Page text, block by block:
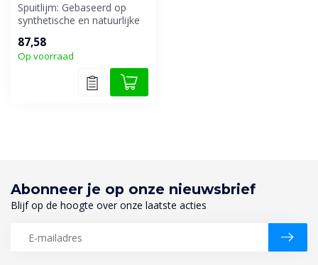
Spuitlijm: Gebaseerd op
synthetische en natuurlijke
B...
87,58
Op voorraad
Abonneer je op onze nieuwsbrief
Blijf op de hoogte over onze laatste acties